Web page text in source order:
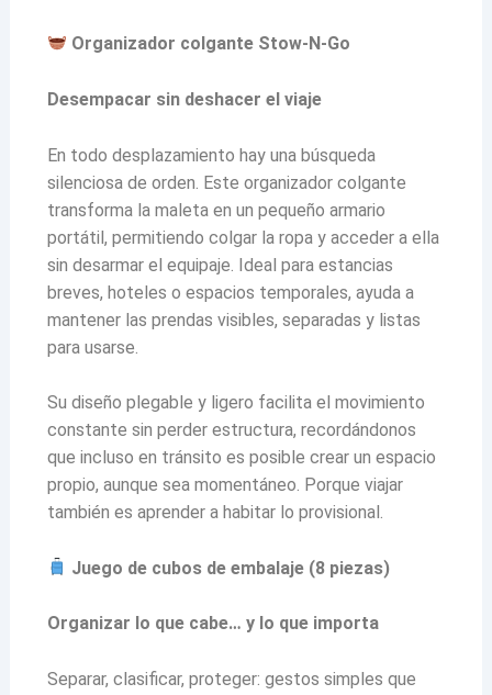
Organizador colgante Stow-N-Go
Desempacar sin deshacer el viaje
En todo desplazamiento hay una búsqueda
silenciosa de orden. Este organizador colgante
transforma la maleta en un pequeño armario
portátil, permitiendo colgar la ropa y acceder a ella
sin desarmar el equipaje. Ideal para estancias
breves, hoteles o espacios temporales, ayuda a
mantener las prendas visibles, separadas y listas
para usarse.
Su diseño plegable y ligero facilita el movimiento
constante sin perder estructura, recordándonos
que incluso en tránsito es posible crear un espacio
propio, aunque sea momentáneo. Porque viajar
también es aprender a habitar lo provisional.
Juego de cubos de embalaje (8 piezas)
Organizar lo que cabe… y lo que importa
Separar, clasificar, proteger: gestos simples que